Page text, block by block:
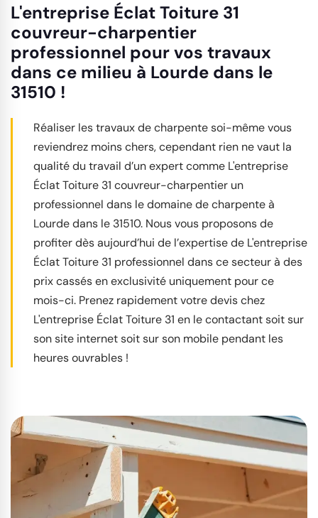
L'entreprise Éclat Toiture 31
couvreur-charpentier
professionnel pour vos travaux
dans ce milieu à Lourde dans le
31510 !
Réaliser les travaux de charpente soi-même vous
reviendrez moins chers, cependant rien ne vaut la
qualité du travail d’un expert comme L'entreprise
Éclat Toiture 31 couvreur-charpentier un
professionnel dans le domaine de charpente à
Lourde dans le 31510. Nous vous proposons de
profiter dès aujourd’hui de l’expertise de L'entreprise
Éclat Toiture 31 professionnel dans ce secteur à des
prix cassés en exclusivité uniquement pour ce
mois-ci. Prenez rapidement votre devis chez
L'entreprise Éclat Toiture 31 en le contactant soit sur
son site internet soit sur son mobile pendant les
heures ouvrables !